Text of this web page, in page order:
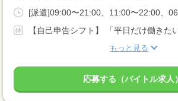
[派遣]09:00〜21:00、11:00〜22:00、
もっと見る
応募する（バイトル求人）